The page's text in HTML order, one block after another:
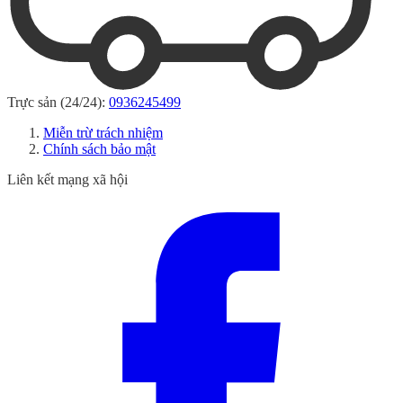
Trực sản (24/24): 0936245499
Miễn trừ trách nhiệm
Chính sách bảo mật
Liên kết mạng xã hội